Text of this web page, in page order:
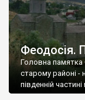
Феодосія.
Головна памятка
старому районі -
південній частині